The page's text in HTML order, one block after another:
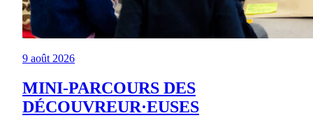
9 août 2026
MINI-PARCOURS DES
DÉCOUVREUR·EUSES